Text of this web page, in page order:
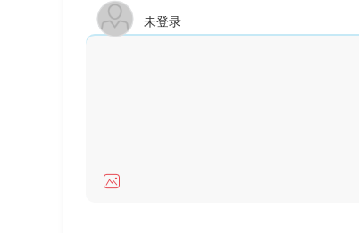
未登录